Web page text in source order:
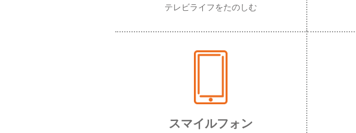
テレビライフをたのしむ
スマイルフォン